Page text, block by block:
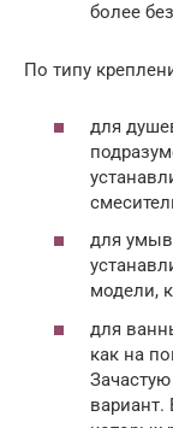
более
По типу
для
для
модели,
для
как на
вариант.